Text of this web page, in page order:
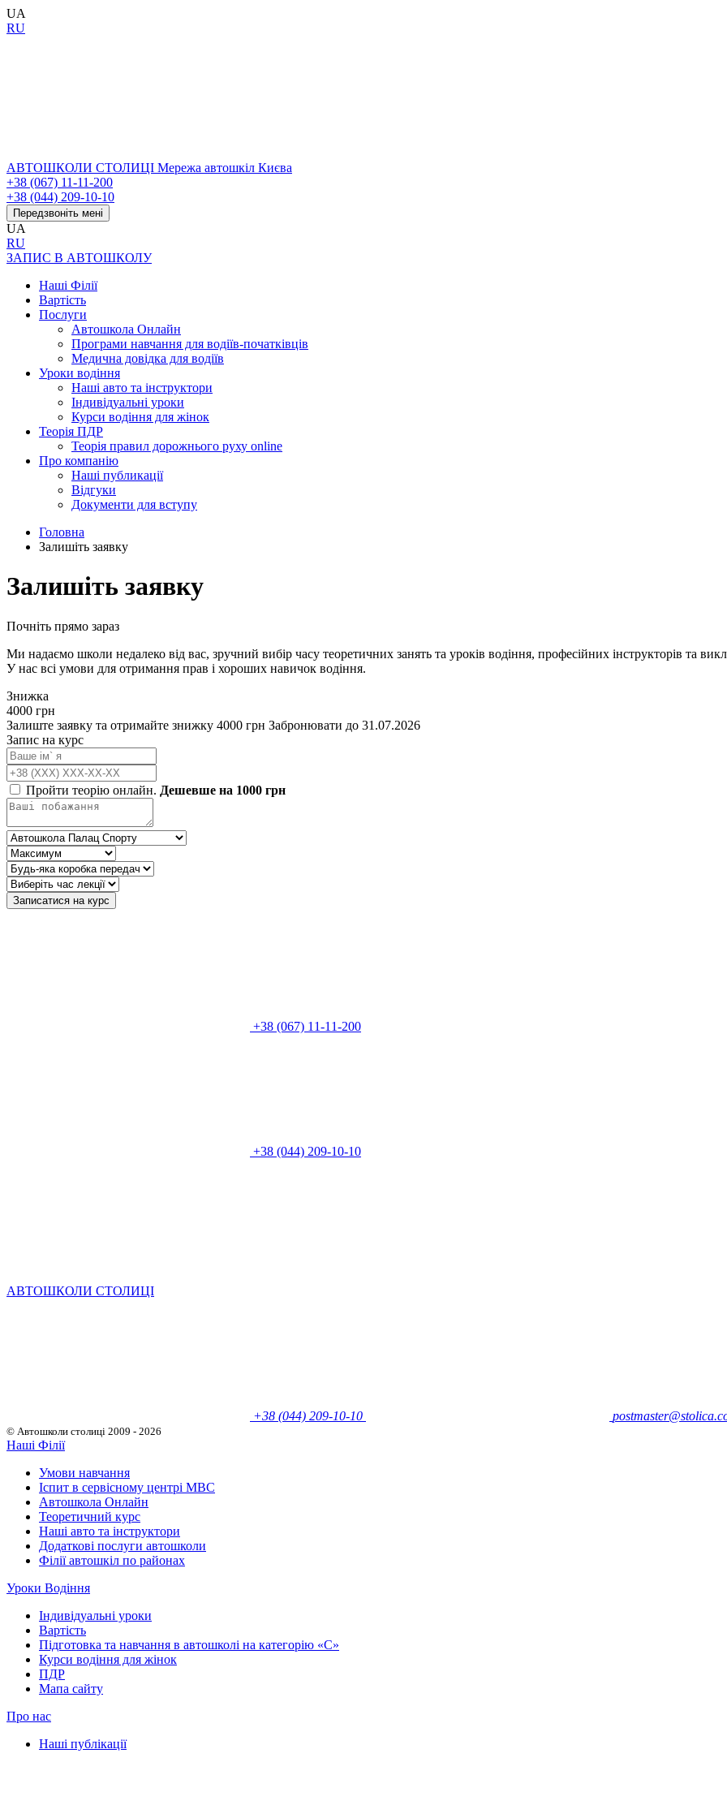
UA
RU
АВТОШКОЛИ СТОЛИЦІ Мережа автошкіл Києва
+38 (067) 11-11-200
+38 (044) 209-10-10
Передзвоніть мені
UA
RU
ЗАПИС В АВТОШКОЛУ
Наші Філії
Вартість
Послуги
Автошкола Онлайн
Програми навчання для водіїв-початківців
Медична довідка для водіїв
Уроки водіння
Наші авто та інструктори
Індивідуальні уроки
Курси водіння для жінок
Теорія ПДР
Теорія правил дорожнього руху online
Про компанію
Наші публикації
Відгуки
Документи для вступу
Головна
Залишіть заявку
Залишіть заявку
Почніть прямо зараз
Ми надаємо школи недалеко від вас, зручний вибір часу теоретичних занять та уроків водіння, професійних інструкторів та
У нас всі умови для отримання прав і хороших навичок водіння.
Знижка
4000 грн
Залиште заявку та отримайте знижку 4000 грн Забронювати до 31.07.2026
Запис на курс
Пройти теорію онлайн. Дешевше на 1000 грн
Записатися на курс
+38 (067) 11-11-200
+38 (044) 209-10-10
АВТОШКОЛИ СТОЛИЦІ
+38 (044) 209-10-10
© Автошколи столиці 2009 - 2026
Наші Філії
Умови навчання
Іспит в сервісному центрі МВС
Автошкола Онлайн
Теоретичний курс
Наші авто та інструктори
Додаткові послуги автошколи
Філії автошкіл по районах
Уроки Водіння
Індивідуальні уроки
Вартість
Підготовка та навчання в автошколі на категорію «C»
Курси водіння для жінок
ПДР
Мапа сайту
Про нас
Наші публікації